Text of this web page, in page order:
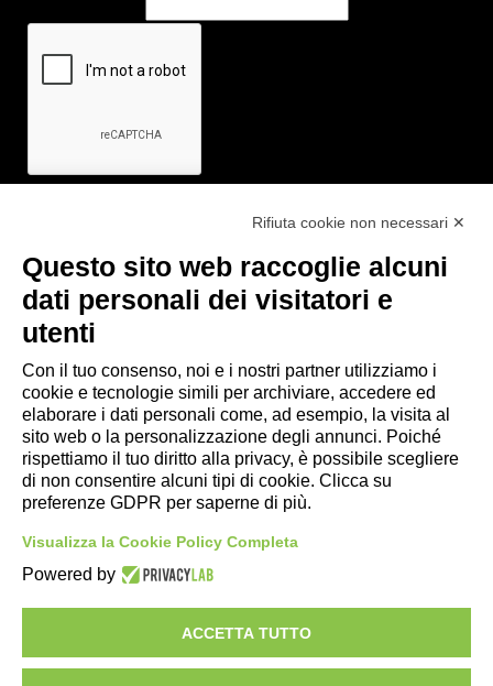
Link utili
- Ufficio di informazione e accoglienza turistica di Maranello, Fiorano
- Comune di Formigine
- Trasporti Locali
- Trenitalia
Scarica le app
- App iPhone Maranello e Dintorni
Rifiuta cookie non necessari ✕
Questo sito web raccoglie alcuni
dati personali dei visitatori e
utenti
Con il tuo consenso, noi e i nostri partner utilizziamo i
cookie e tecnologie simili per archiviare, accedere ed
elaborare i dati personali come, ad esempio, la visita al
sito web o la personalizzazione degli annunci. Poiché
rispettiamo il tuo diritto alla privacy, è possibile scegliere
di non consentire alcuni tipi di cookie. Clicca su
preferenze GDPR per saperne di più.
Visualizza la Cookie Policy Completa
Powered by
ACCETTA TUTTO